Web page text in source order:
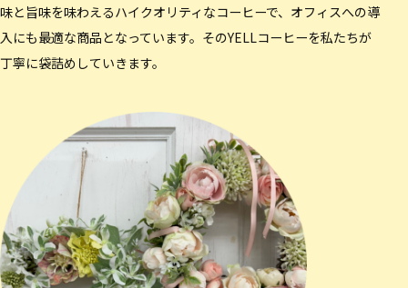
味と旨味を味わえるハイクオリティなコーヒーで、オフィスへの導
入にも最適な商品となっています。そのYELLコーヒーを私たちが
丁寧に袋詰めしていきます。